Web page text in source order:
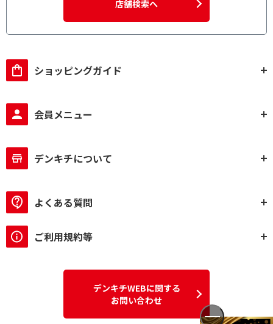
店舗検索へ
ショッピングガイド
会員メニュー
デンキチについて
よくある質問
ご利用規約等
デンキチWEBに関する
お問い合わせ